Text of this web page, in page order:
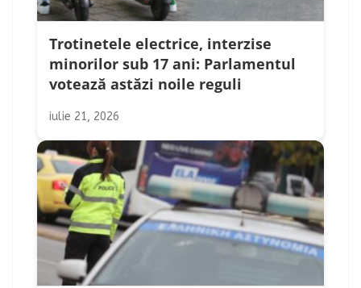
Trotinetele electrice, interzise
minorilor sub 17 ani: Parlamentul
votează astăzi noile reguli
iulie 21, 2026